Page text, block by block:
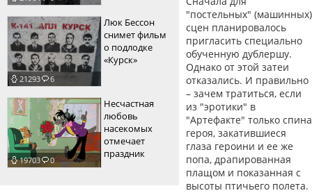
21293 6
Люк Бессон
снимет фильм
о подлодке
«Курск»
19703 0
Несчастная
любовь
насекомых
отмечает
праздник
"постельных" (машинных)
сцен планировалось
пригласить специально
обученную дублершу.
Однако от этой затеи
отказались. И правильно
– зачем тратиться, если
из "эротики" в
"Артефакте" только спина
героя, закатившиеся
глаза героини и ее же
попа, драпированная
плащом и показанная с
высоты птичьего полета.